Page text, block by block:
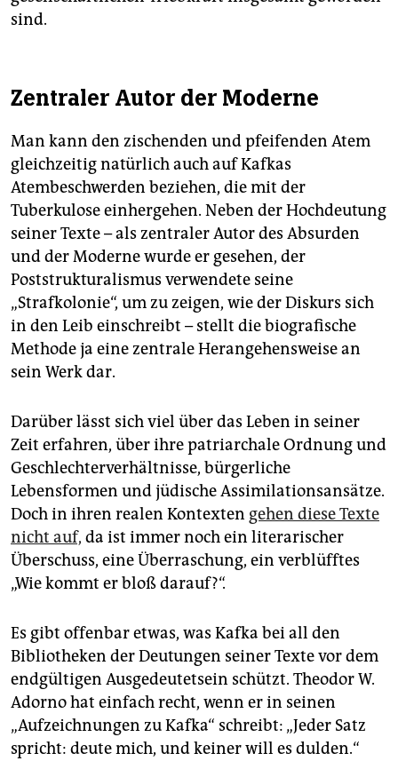
sind.
Zentraler Autor der Moderne
Man kann den zischenden und pfeifenden Atem
gleichzeitig natürlich auch auf Kafkas
Atembeschwerden beziehen, die mit der
Tuberkulose einhergehen. Neben der Hochdeutung
seiner Texte – als zentraler Autor des Absurden
und der Moderne wurde er gesehen, der
Poststrukturalismus verwendete seine
„Strafkolonie“, um zu zeigen, wie der Diskurs sich
in den Leib einschreibt – stellt die biografische
Methode ja eine zen­tra­le Herangehensweise an
sein Werk dar.
Darüber lässt sich viel über das Leben in seiner
Zeit erfahren, über ihre patriarchale Ordnung und
Geschlechterverhältnisse, bürgerliche
Lebensformen und jüdische Assimilationsansätze.
Doch in ihren realen Kontexten gehen diese Texte
nicht auf, da ist immer noch ein literarischer
Überschuss, eine Überraschung, ein verblüfftes
„Wie kommt er bloß darauf?“.
Es gibt offenbar etwas, was Kafka bei all den
Bibliotheken der Deutungen seiner Texte vor dem
endgültigen Ausgedeutetsein schützt. Theodor W.
Adorno hat einfach recht, wenn er in seinen
„Aufzeichnungen zu Kafka“ schreibt: „Jeder Satz
spricht: deute mich, und keiner will es dulden.“